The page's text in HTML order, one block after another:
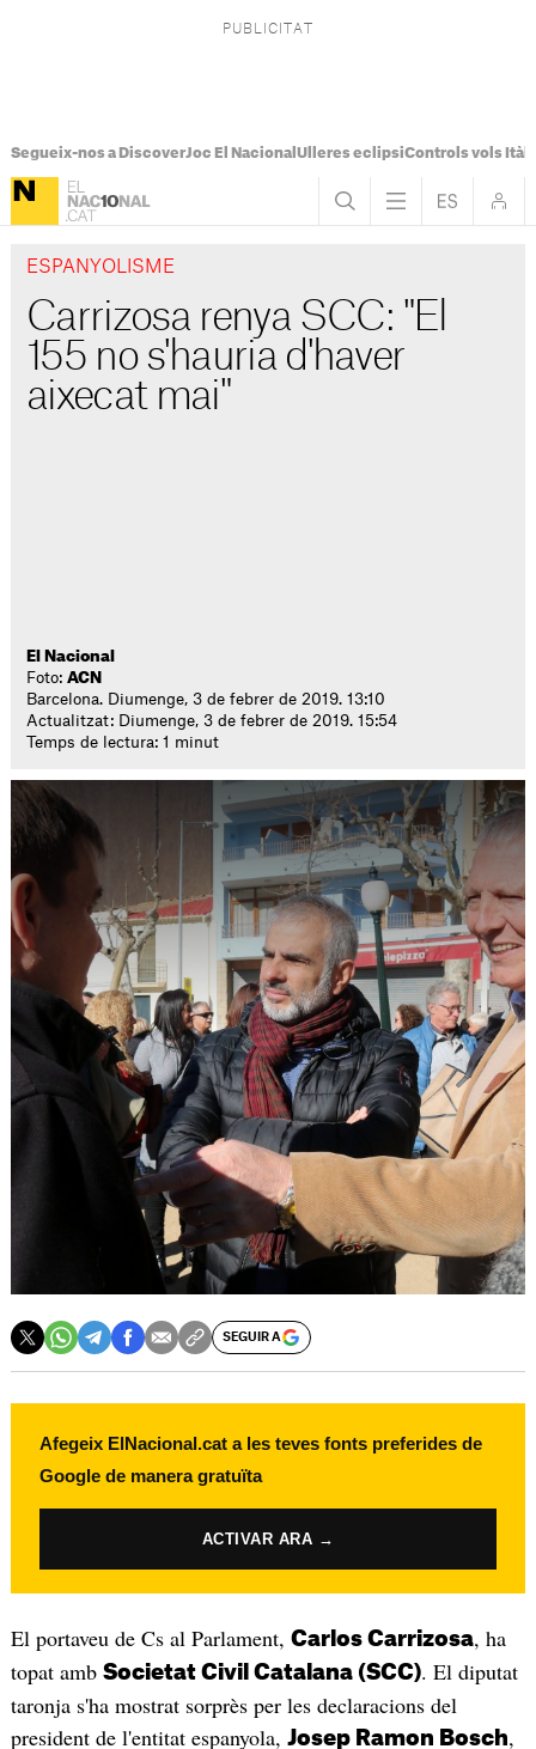
Segueix-nos a DiscoverJoc El Nacional Ulleres eclipsiControls vols
ESPANYOLISME
Carrizosa renya SCC: "El
155 no s'hauria d'haver
aixecat mai"
El Nacional
Foto:ACN
Barcelona. Diumenge, 3 de febrer de 2019. 13:10
Actualitzat: Diumenge, 3 de febrer de 2019. 15:54
Temps de lectura: 1 minut
SEGUIR A
Afegeix ElNacional.cat a les teves fonts preferides de
Google de manera gratuïta
ACTIVAR ARA →
El portaveu de Cs al Parlament, Carlos Carrizosa, ha
topat amb Societat Civil Catalana (SCC). El diputat
taronja s'ha mostrat sorprès per les declaracions del
president de l'entitat espanyola, Josep Ramon Bosch,